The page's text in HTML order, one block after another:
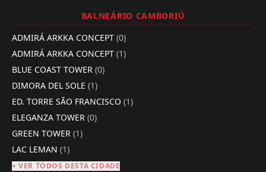
BALNEÁRIO CAMBORIÚ
ADMIRÁ ARKKA CONCEPT (0)
ADMIRÁ ARKKA CONCEPT (1)
BLUE COAST TOWER (0)
DIMORA DEL SOLE (1)
ED. TORRE SÃO FRANCISCO (1)
ELEGANZA TOWER (0)
GREEN TOWER (1)
LAC LEMAN (1)
+ VER TODOS DESTA CIDADE